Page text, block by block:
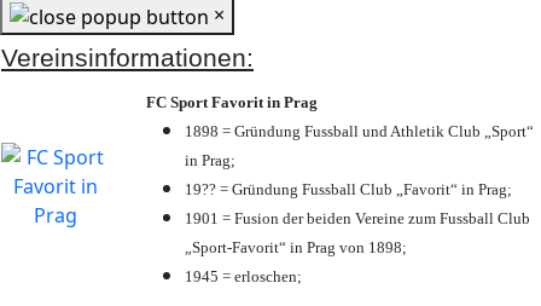
×
Vereinsinformationen:
FC Sport Favorit in Prag
1898 = Gründung Fussball und Athletik Club „Sport“
in Prag;
19?? = Gründung Fussball Club „Favorit“ in Prag;
1901 = Fusion der beiden Vereine zum Fussball Club
„Sport-Favorit“ in Prag von 1898;
1945 = erloschen;